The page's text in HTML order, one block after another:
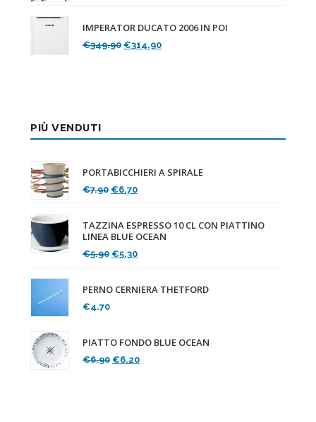
era:
€119.90.
è:
€107.90.
IMPERATOR DUCATO 2006 IN POI
€349.90 Il
€314.90Il
PIÙ VENDUTI
PORTABICCHIERI A SPIRALE
€7.90 Il
era:
€6.70Il
è:
TAZZINA ESPRESSO 10 CL CON PIATTINO
LINEA BLUE OCEAN
€5.90 Il
era:
€5.30Il
è:
PERNO CERNIERA THETFORD
€4.70
PIATTO FONDO BLUE OCEAN
€6.90 Il
€6.20Il